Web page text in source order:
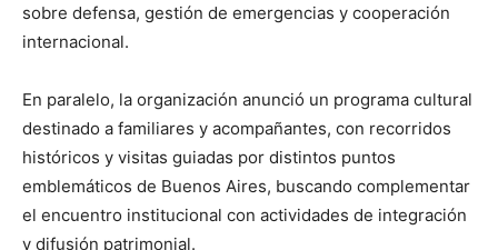
sobre defensa, gestión de emergencias y cooperación
internacional.
En paralelo, la organización anunció un programa cultural
destinado a familiares y acompañantes, con recorridos
históricos y visitas guiadas por distintos puntos
emblemáticos de Buenos Aires, buscando complementar
el encuentro institucional con actividades de integración
y difusión patrimonial.